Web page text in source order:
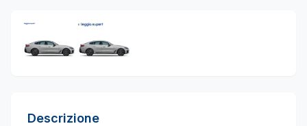
Descrizione